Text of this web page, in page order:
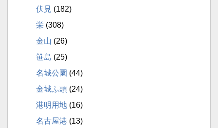
伏見 (182)
栄 (308)
金山 (26)
笹島 (25)
名城公園 (44)
金城ふ頭 (24)
港明用地 (16)
名古屋港 (13)